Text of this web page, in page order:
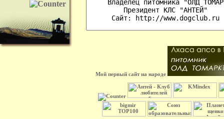
Мой первый сайт на народе